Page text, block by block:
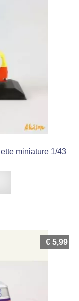
miniature 1/43
€ 5,99